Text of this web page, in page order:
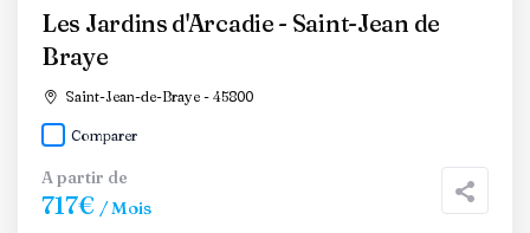
Les Jardins d'Arcadie - Saint-Jean de
Braye
Saint-Jean-de-Braye - 45800
Comparer
A partir de
717€ / Mois